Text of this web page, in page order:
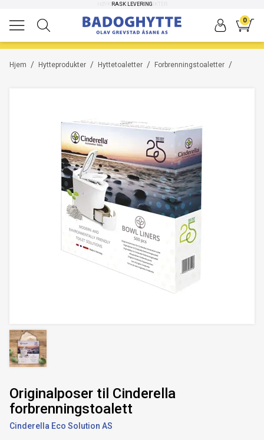
RASK LEVERING
HØYKVALITETS PRODUKTER
0
/
Hjem /
Hytteprodukter /
Hyttetoaletter /
Forbrenningstoaletter
Originalposer til Cinderella
forbrenningstoalett
Cinderella Eco Solution AS